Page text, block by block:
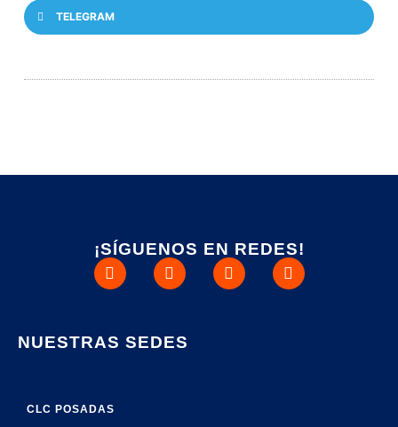
TELEGRAM
¡SÍGUENOS EN REDES!
NUESTRAS SEDES
CLC POSADAS